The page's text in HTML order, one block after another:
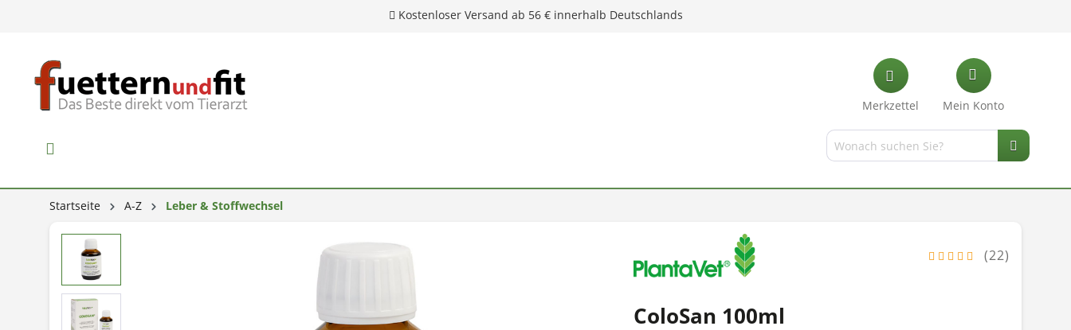
Merkzettel Mein Konto
Startseite A-Z Leber & Stoffwechsel
(22)
ColoSan 100ml